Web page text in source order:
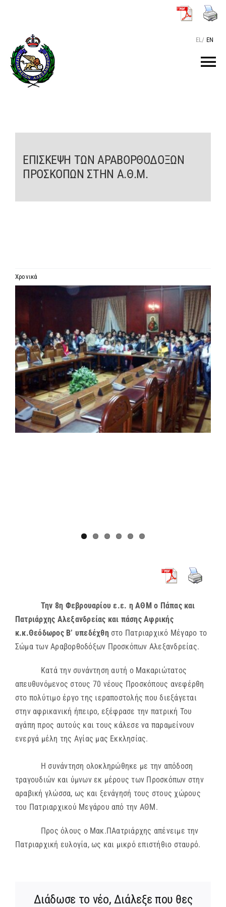
περιεχόμενο
EL/ EN
O ΠΑΤΡΙΑΡΧΗΣ
ΤΟ ΠΑΤΡΙΑΡΧΕΙΟ
KEIMENA
ΕΝΗΜΕΡΩΣΗ
ΣΥΝΔΕΣΕΙΣ
ΕΠΙΣΚΕΨΗ ΤΩΝ ΑΡΑΒΟΡΘΟΔΟΞΩΝ
ΠΡΟΣΚΟΠΩΝ ΣΤΗΝ Α.Θ.Μ.
Χρονικά
μεγαλύτερης
Την 8η Φεβρουαρίου ε.ε. η ΑΘΜ ο Πάπας και
Πατριάρχης Αλεξανδρείας και πάσης Αφρικής
κ.κ.Θεόδωρος Β’ υπεδέχθηστο Πατριαρχικό Μέγαρο το
Σώμα των Αραβορθοδόξων Προσκόπων Αλεξανδρείας.
Κατά την συνάντηση αυτή ο Μακαριώτατος
απευθυνόμενος στους 70 νέους Προσκόπους ανεφέρθη
στο πολύτιμο έργο της ιεραποστολής που διεξάγεται
στην αφρικανική ήπειρο, εξέφρασε την πατρική Του
αγάπη προς αυτούς και τους κάλεσε να παραμείνουν
ενεργά μέλη της Αγίας μας Εκκλησίας.
Η συνάντηση ολοκληρώθηκε με την απόδοση
τραγουδιών και ύμνων εκ μέρους των Προσκόπων στην
αραβική γλώσσα, ως και ξενάγησή τους στους χώρους
του Πατριαρχικού Μεγάρου από την ΑΘΜ.
Προς όλους ο Μακ.ΠΑατριάρχης απένειμε την
Πατριαρχική ευλογία, ως και μικρό επιστήθιο σταυρό.
Διάδωσε το νέο, Διάλεξε που θες